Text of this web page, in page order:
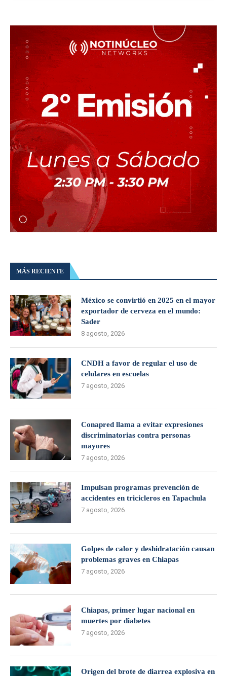
MÁS RECIENTE
México se convirtió en 2025 en el mayor
exportador de cerveza en el mundo:
Sader
8 agosto, 2026
CNDH a favor de regular el uso de
celulares en escuelas
7 agosto, 2026
Conapred llama a evitar expresiones
discriminatorias contra personas
mayores
7 agosto, 2026
Impulsan programas prevención de
accidentes en tricicleros en Tapachula
7 agosto, 2026
Golpes de calor y deshidratación causan
problemas graves en Chiapas
7 agosto, 2026
Chiapas, primer lugar nacional en
muertes por diabetes
7 agosto, 2026
Origen del brote de diarrea explosiva en